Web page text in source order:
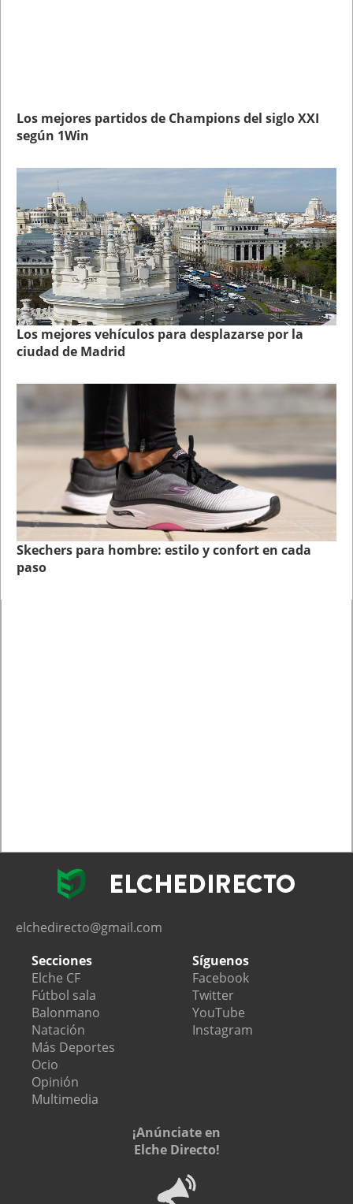
Los mejores partidos de Champions del siglo XXI
según 1Win
Los mejores vehículos para desplazarse por la
ciudad de Madrid
Skechers para hombre: estilo y confort en cada
paso
elchedirecto@gmail.com
Secciones
Elche CF
Fútbol sala
Balonmano
Natación
Más Deportes
Ocio
Opinión
Multimedia
Síguenos
Facebook
Twitter
YouTube
Instagram
¡Anúnciate en
Elche Directo!